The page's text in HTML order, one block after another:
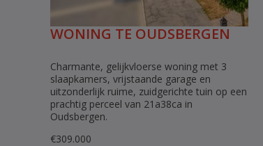
WONING TE OUDSBERGEN
Charmante, gelijkvloerse woning met 3
slaapkamers, vrijstaande garage en
uitzonderlijk ruime, zuidgerichte tuin op een
prachtig perceel van 21a38ca in
Oudsbergen.
€309.000